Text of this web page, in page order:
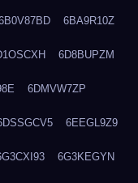
6BA9R10Z
6D8BUPZM
6DMVW7ZP
6EEGL9Z9
6G3KEGYN